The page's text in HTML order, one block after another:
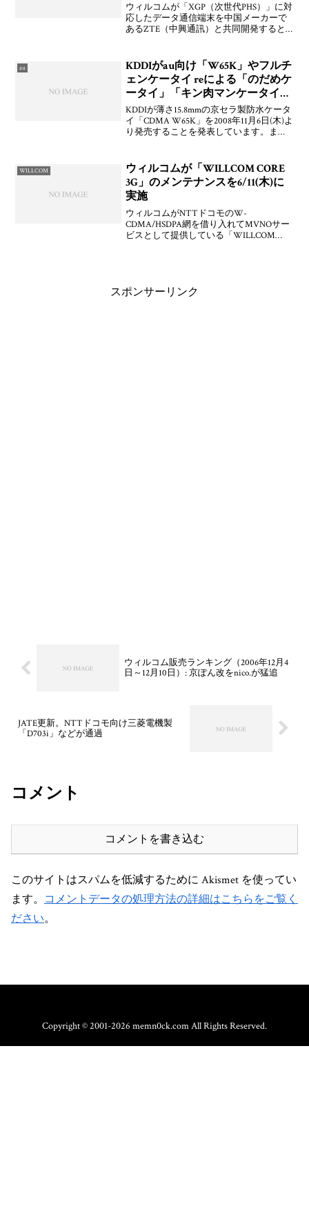
ウィルコムが「XGP（次世代PHS）」に対
応したデータ通信端末を中国メーカーで
あるZTE（中興通訊）と共同開発すると
なる見込み。また，中国市場への次世代
PHSの普及
au
KDDIがau向け「W65K」やフルチ
ェンケータイ reによる「のだめケ
ータイ」「キン肉マンケータイ」
などを発売
KDDIが薄さ15.8mmの京セラ製防水ケータ
イ「CDMA W65K」を2008年11月6日(木)よ
り発売することを発表しています。ま
ケータイ re（型番：W63S）」
WILLCOM
ウィルコムが「WILLCOM CORE
3G」のメンテナンスを6/11(木)に
実施
ウィルコムがNTTドコモのW-
CDMA/HSDPA網を借り入れてMVNOサー
ビスとして提供している「WILLCOM
スポンサーリンク
ウィルコム販売ランキング（2006年12月4
日～12月10日）: 京ぽん改をnico.が猛追
JATE更新。NTTドコモ向け三菱電機製
「D703i」などが通過
コメント
コメントを書き込む
このサイトはスパムを低減するために Akismet を使ってい
ます。 コメントデータの処理方法の詳細はこちらをご覧く
ださい。
Copyright © 2001-2026 memn0ck.com All Rights Reserved.